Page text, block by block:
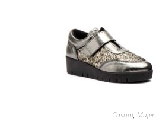
Casual, Mujer